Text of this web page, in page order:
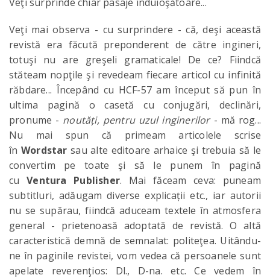
Veţi mai observa - cu surprindere - că, deşi această
revistă era făcută preponderent de către ingineri,
totuşi nu are greşeli gramaticale! De ce? Fiindcă
stăteam nopţile şi revedeam fiecare articol cu infinită
răbdare... Începând cu HCF-57 am început să pun în
ultima pagină o casetă cu conjugări, declinări,
pronume - noutăți, pentru uzul inginerilor- mă rog...
Nu mai spun că primeam articolele scrise
în Wordstarsau alte editoare arhaice şi trebuia să le
convertim pe toate şi să le punem în pagină
cuVentura Publisher. Mai făceam ceva: puneam
subtitluri, adăugam diverse explicații etc., iar autorii
nu se supărau, fiindcă aduceam textele în atmosfera
general - prietenoasă adoptată de revistă. O altă
caracteristică demnă de semnalat: politeţea. Uitându-
ne în paginile revistei, vom vedea că persoanele sunt
apelate reverenţios: Dl., D-na. etc. Ce vedem în